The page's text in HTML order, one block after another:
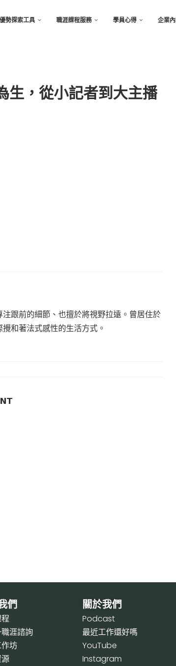
優勢探索工具 職涯課程服務 學員心得 企業
生，從小記者到大主播
跟前的細節、也擅於將視野拉遠。曾居住於
和著法式感性的生活方式。
們
涯諮詢
坊
關於我們
Podcast
最近工作還好嗎
YouTube
Instagram